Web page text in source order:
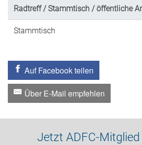
Radtreff / Stammtisch / öffentliche
Stammtisch
Auf Facebook teilen
Über E-Mail empfehlen
Jetzt ADFC-Mitglied